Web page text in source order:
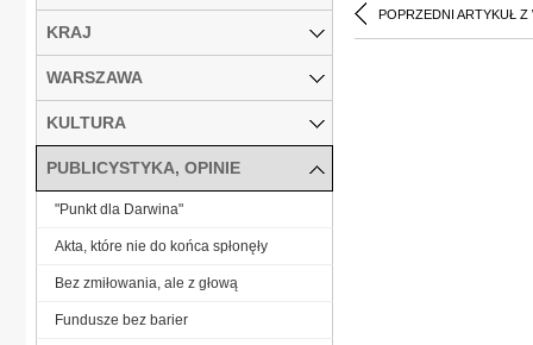
POPRZEDNI ARTYKUŁ Z
KRAJ
WARSZAWA
KULTURA
PUBLICYSTYKA, OPINIE
"Punkt dla Darwina"
Akta, które nie do końca spłonęły
Bez zmiłowania, ale z głową
Fundusze bez barier